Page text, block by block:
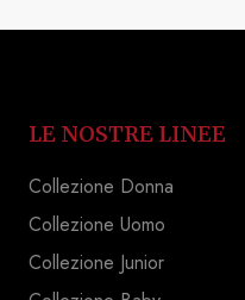
LE NOSTRE LINEE
Collezione Donna
Collezione Uomo
Collezione Junior